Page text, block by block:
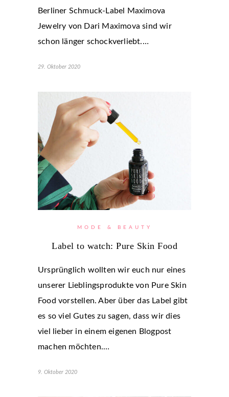
Berliner Schmuck-Label Maximova
Jewelry von Dari Maximova sind wir
schon länger schockverliebt.…
29. Oktober 2020
MODE & BEAUTY
Label to watch: Pure Skin Food
Ursprünglich wollten wir euch nur eines
unserer Lieblingsprodukte von Pure Skin
Food vorstellen. Aber über das Label gibt
es so viel Gutes zu sagen, dass wir dies
viel lieber in einem eigenen Blogpost
machen möchten.…
9. Oktober 2020